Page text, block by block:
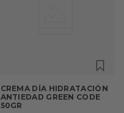
CREMA DÍA HIDRATACIÓN
ANTIEDAD GREEN CODE
50GR